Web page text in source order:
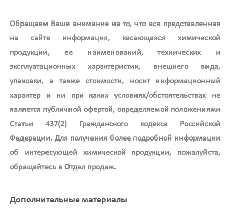
Обращаем Ваше внимание на то, что вся представленная
на сайте информация, касающаяся химической
продукции, ее наименований, технических и
эксплуатационных характеристик, внешнего вида,
упаковки, а также стоимости, носит информационный
характер и ни при каких условиях/обстоятельствах не
является публичной офертой, определяемой положениями
Статьи 437(2) Гражданского кодекса Российской
Федерации. Для получения более подробной информации
об интересующей химической продукции, пожалуйста,
обращайтесь в Отдел продаж.
Дополнительные материалы